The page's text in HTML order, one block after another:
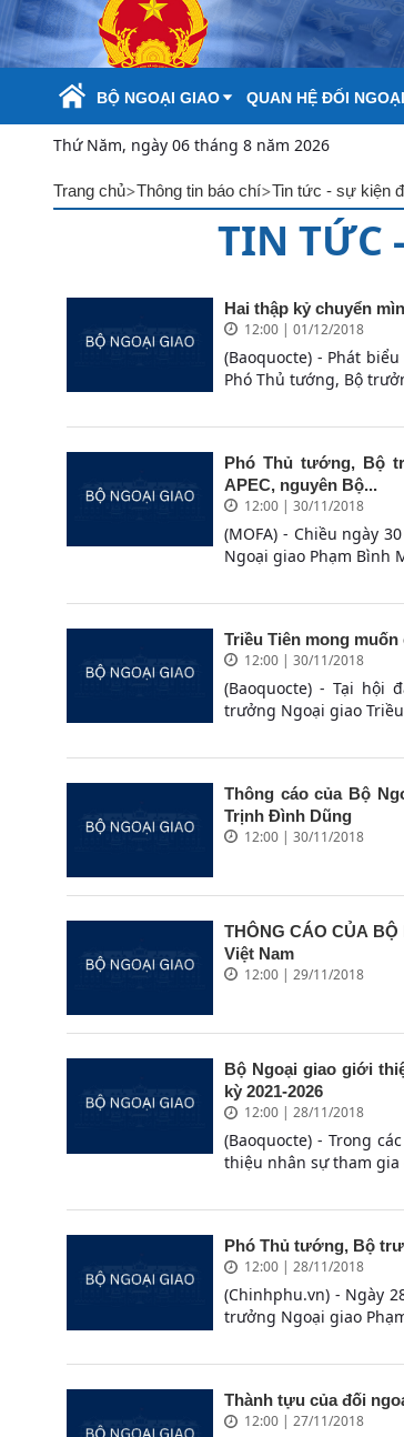
Skip to Main Content
BỘ NGOẠI GIAO QUAN HỆ ĐỐI NGOẠI
Thứ Năm, ngày 06 tháng 8 năm 2026
Trang chủ>Thông tin báo chí>Tin tức - sự kiện
TIN TỨC
Hai thập kỷ chuyển
12:00 | 01/12/2018
(Baoquocte) - Phát
Phó Thủ tướng, Bộ
Phó Thủ tướng, Bộ
APEC, nguyên Bộ...
12:00 | 30/11/2018
(MOFA) - Chiều ngày
Ngoại giao Phạm Bình
Triều Tiên mong
12:00 | 30/11/2018
(Baoquocte) - Tại hội
trưởng Ngoại giao
Thông cáo của Bộ
Trịnh Đình Dũng
12:00 | 30/11/2018
THÔNG CÁO CỦA
Việt Nam
12:00 | 29/11/2018
Bộ Ngoại giao giới
kỳ 2021-2026
12:00 | 28/11/2018
(Baoquocte) - Trong
thiệu nhân sự tham gia
Phó Thủ tướng, Bộ
12:00 | 28/11/2018
(Chinhphu.vn) - Ngày
trưởng Ngoại giao
Thành tựu của đối
12:00 | 27/11/2018